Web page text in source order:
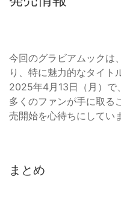
今回のグラビアムックは
り、特に魅力的なタイト
2025年4月13日（月）で
多くのファンが手に取る
売開始を心待ちにしてい
まとめ